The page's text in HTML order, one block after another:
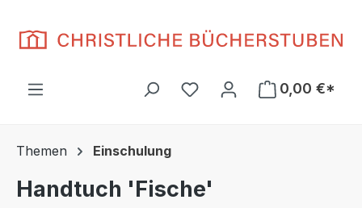
Du hast 0 Produkte auf
0,00 €*
Themen Einschulung
Handtuch 'Fische'